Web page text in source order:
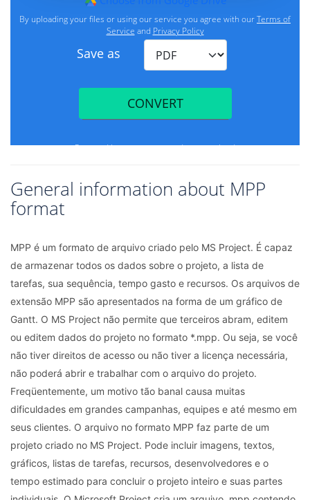
General information about MPP
format
MPP é um formato de arquivo criado pelo MS Project. É capaz
de armazenar todos os dados sobre o projeto, a lista de
tarefas, sua sequência, tempo gasto e recursos. Os arquivos de
extensão MPP são apresentados na forma de um gráfico de
Gantt. O MS Project não permite que terceiros abram, editem
ou editem dados do projeto no formato *.mpp. Ou seja, se você
não tiver direitos de acesso ou não tiver a licença necessária,
não poderá abrir e trabalhar com o arquivo do projeto.
Freqüentemente, um motivo tão banal causa muitas
dificuldades em grandes campanhas, equipes e até mesmo em
seus clientes. O arquivo no formato MPP faz parte de um
projeto criado no MS Project. Pode incluir imagens, textos,
gráficos, listas de tarefas, recursos, desenvolvedores e o
tempo estimado para concluir o projeto inteiro e suas partes